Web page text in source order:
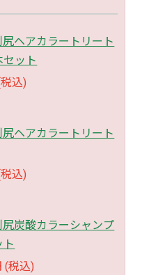
尻ヘアカラートリート
セット
込)
尻ヘアカラートリート
込)
尻炭酸カラーシャンプ
ト
(税込)